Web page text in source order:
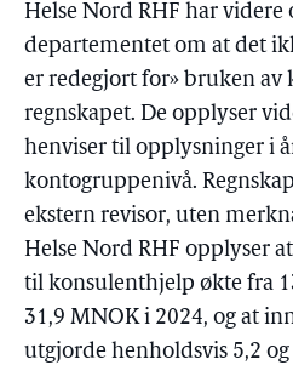
Helse Nord RHF har videre
departementet om at det
er redegjort for» bruken av
regnskapet. De opplyser
henviser til opplysninger i
kontogruppenivå.
ekstern revisor, uten
Helse Nord RHF opplyser
til konsulenthjelp økte fra
31,9 MNOK i 2024, og at
utgjorde henholdsvis 5,2